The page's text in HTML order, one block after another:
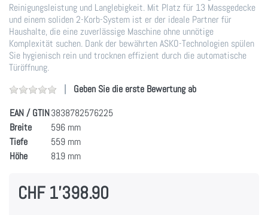
Reinigungsleistung und Langlebigkeit. Mit Platz für 13 Massgedecke
und einem soliden 2-Korb-System ist er der ideale Partner für
Haushalte, die eine zuverlässige Maschine ohne unnötige
Komplexität suchen. Dank der bewährten ASKO-Technologien spülen
Sie hygienisch rein und trocknen effizient durch die automatische
Türöffnung.
Geben Sie die erste Bewertung ab
EAN / GTIN3838782576225
Breite
596 mm
Tiefe
559 mm
Höhe
819 mm
CHF 1'398.90